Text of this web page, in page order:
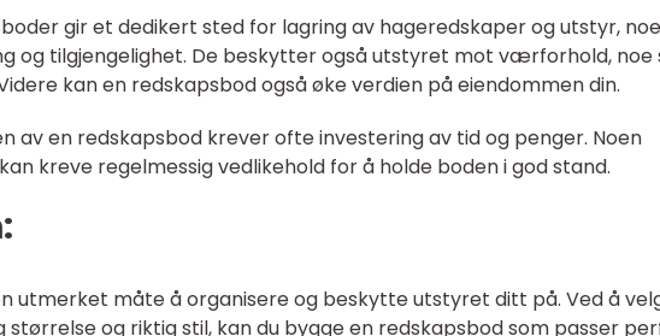
gir et dedikert sted for lagring av hageredskaper og utstyr,
og tilgjengelighet. De beskytter også utstyret mot værforhold, noe
kan en redskapsbod også øke verdien på eiendommen din.
av en redskapsbod krever ofte investering av tid og penger. Noen
kreve regelmessig vedlikehold for å holde boden i god stand.
utmerket måte å organisere og beskytte utstyret ditt på. Ved å
størrelse og riktig stil, kan du bygge en redskapsbod som passer